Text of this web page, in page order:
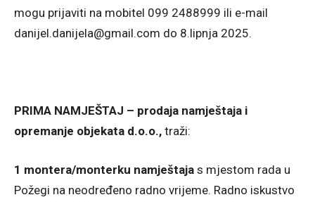
mogu prijaviti na mobitel 099 2488999 ili e-mail
danijel.danijela@gmail.com do 8.lipnja 2025.
PRIMA NAMJEŠTAJ – prodaja namještaja i
opremanje objekata d.o.o., traži:
1 montera/monterku namještaja s mjestom rada u
Požegi na neodređeno radno vrijeme. Radno iskustvo